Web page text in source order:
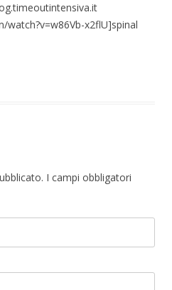
x2flU]spinal
I campi obbligatori